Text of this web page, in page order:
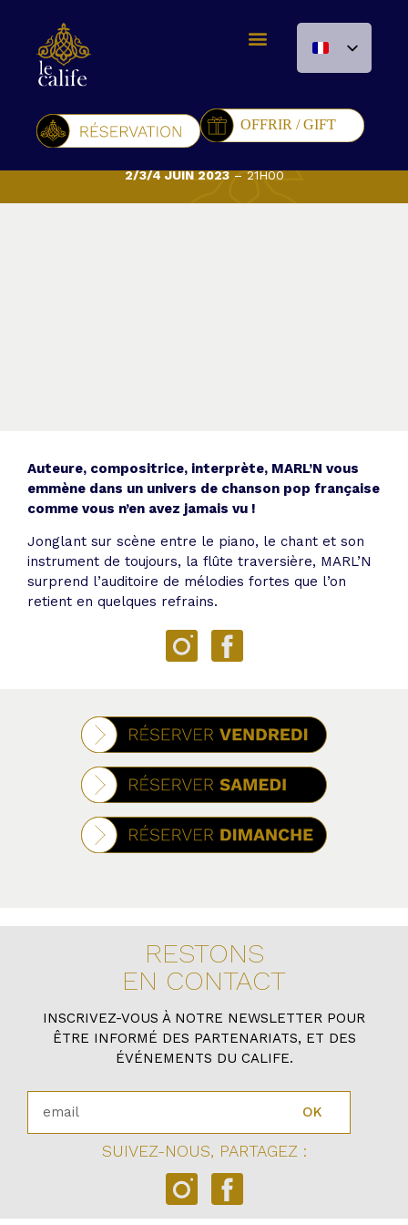
MARL’N
2/3/4 JUIN 2023– 21H00
Auteure, compositrice, interprète, MARL’N vous
emmène dans un univers de chanson pop française
comme vous n’en avez jamais vu !
Jonglant sur scène entre le piano, le chant et son
instrument de toujours, la flûte traversière, MARL’N
surprend l’auditoire de mélodies fortes que l’on
retient en quelques refrains.
RESTONS
EN CONTACT
INSCRIVEZ-VOUS À NOTRE NEWSLETTER POUR
ÊTRE INFORMÉ DES PARTENARIATS, ET DES
ÉVÉNEMENTS DU CALIFE.
OK
SUIVEZ-NOUS, PARTAGEZ :